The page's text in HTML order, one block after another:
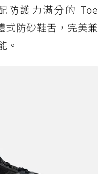
防護力滿分的 Toe
式防砂鞋舌，完美兼
。